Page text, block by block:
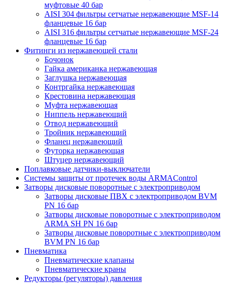
муфтовые 40 бар
AISI 304 фильтры сетчатые нержавеющие MSF-14
фланцевые 16 бар
AISI 316 фильтры сетчатые нержавеющие MSF-24
фланцевые 16 бар
Фитинги из нержавеющей стали
Бочонок
Гайка американка нержавеющая
Заглушка нержавеющая
Контргайка нержавеющая
Крестовина нержавеющая
Муфта нержавеющая
Ниппель нержавеющий
Отвод нержавеющий
Тройник нержавеющий
Фланец нержавеющий
Футорка нержавеющая
Штуцер нержавеющий
Поплавковые датчики-выключатели
Системы защиты от протечек воды ARMAControl
Затворы дисковые поворотные с электроприводом
Затворы дисковые ПВХ с электроприводом BVM
PN 16 бар
Затворы дисковые поворотные с электроприводом
ARMA SH PN 16 бар
Затворы дисковые поворотные с электроприводом
BVM PN 16 бар
Пневматика
Пневматические клапаны
Пневматические краны
Редукторы (регуляторы) давления